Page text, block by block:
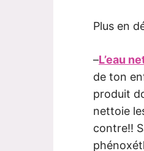
Plus en
–L’eau
de ton
produit
nettoie
contre!!